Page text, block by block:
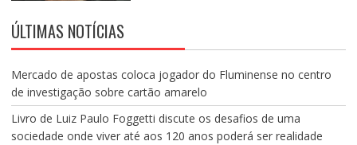
ÚLTIMAS NOTÍCIAS
Mercado de apostas coloca jogador do Fluminense no centro
de investigação sobre cartão amarelo
Livro de Luiz Paulo Foggetti discute os desafios de uma
sociedade onde viver até aos 120 anos poderá ser realidade